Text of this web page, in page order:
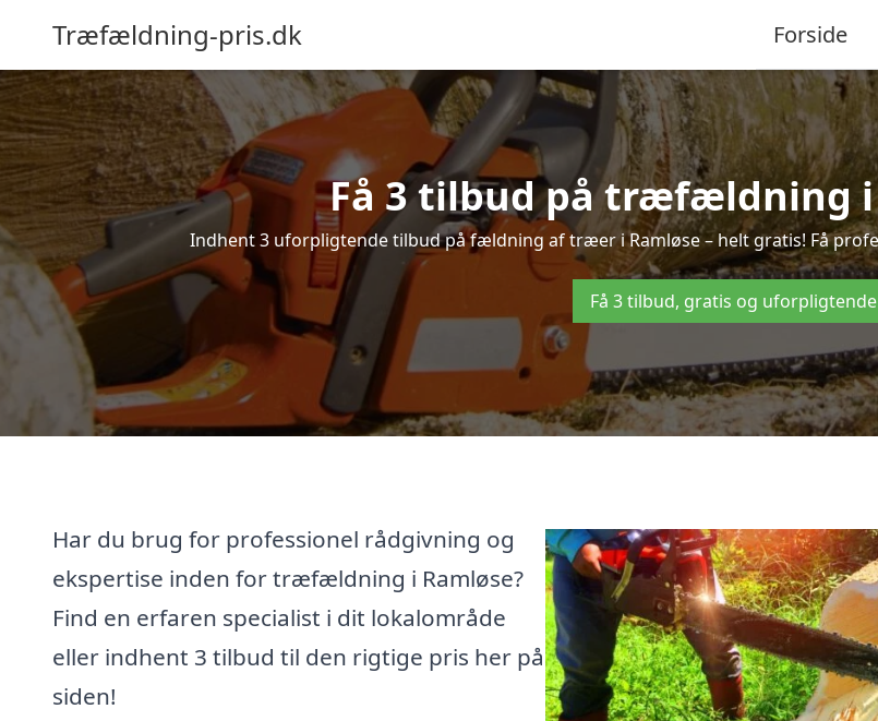
Træfældning-pris.dk Forside
Få 3 tilbud på træfældning i
Indhent 3 uforpligtende tilbud på fældning af træer i Ramløse – helt gratis! Få
Få 3 tilbud, gratis og uforpligtende
Har du brug for professionel rådgivning og
ekspertise inden for træfældning i Ramløse?
Find en erfaren specialist i dit lokalområde
eller indhent 3 tilbud til den rigtige pris her på
siden!